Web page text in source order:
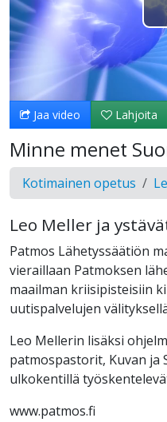
Jaa video Lahjoita
Minne menet
Kotimainen opetus
Leo Meller ja
Patmos Lähetyssäätiön
vieraillaan Patmoksen
maailman kriisipisteisiin
uutispalvelujen
Leo Mellerin lisäksi
patmospastorit, Kuvan ja
ulkokentillä
www.patmos.fi